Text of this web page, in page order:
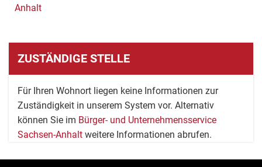
Anhalt
ZUSTÄNDIGE STELLE
Für Ihren Wohnort liegen keine Informationen zur
Zuständigkeit in unserem System vor. Alternativ
können Sie im Bürger- und Unternehmensservice
Sachsen-Anhalt weitere Informationen abrufen.